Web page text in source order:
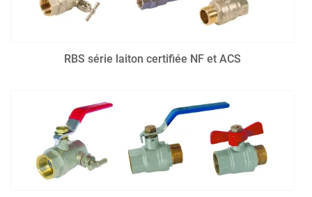
RBS série laiton certifiée NF et ACS